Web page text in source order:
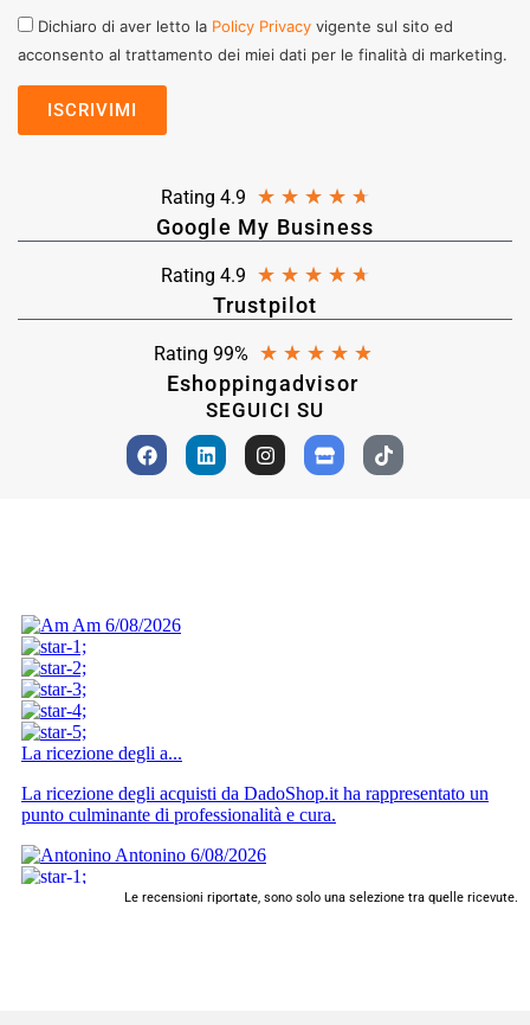
Dichiaro di aver letto la Policy Privacy vigente sul sito ed
acconsento al trattamento dei miei dati per le finalità di marketing.
Rating 4.9 ★ ★ ★ ★ ★
Google My Business
Rating 4.9 ★ ★ ★ ★ ★
Trustpilot
Rating 99% ★ ★ ★ ★ ★
Eshoppingadvisor
SEGUICI SU
Le recensioni riportate, sono solo una selezione tra quelle ricevute.